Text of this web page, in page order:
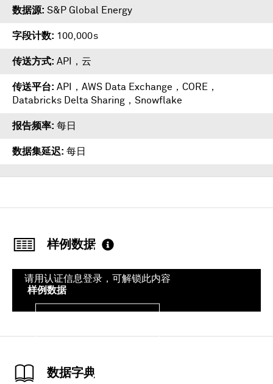
数据源 S&P Global Energy
字段计数 100,000s
传送方式 API，云
传送平台 API ， AWS Data Exchange ， CORE ，
Databricks Delta Sharing ， Snowflake
报告频率 每日
数据集延迟 每日
样例数据
样例数据
请用认证信息登录，可解锁此内容
数据字典